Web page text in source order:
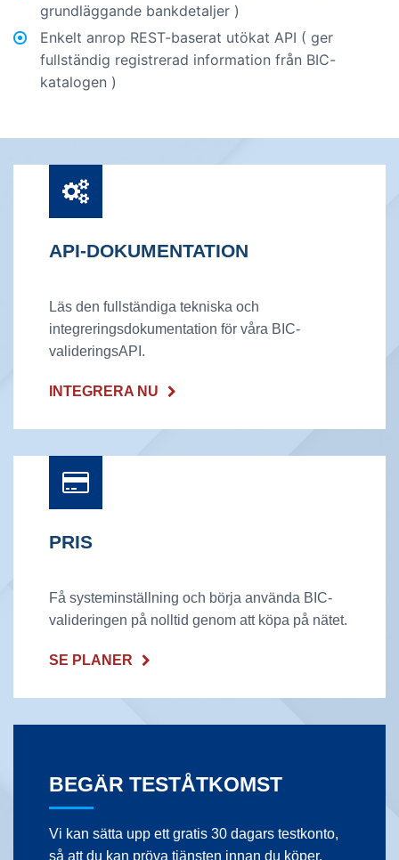
grundläggande bankdetaljer )
Enkelt anrop REST-baserat utökat API ( ger
fullständig registrerad information från BIC-
katalogen )
API-DOKUMENTATION
Läs den fullständiga tekniska och
integreringsdokumentation för våra BIC-
valideringsAPI.
INTEGRERA NU
PRIS
Få systeminställning och börja använda BIC-
valideringen på nolltid genom att köpa på nätet.
SE PLANER
BEGÄR TESTÅTKOMST
Vi kan sätta upp ett gratis 30 dagars testkonto,
så att du kan pröva tjänsten innan du köper.